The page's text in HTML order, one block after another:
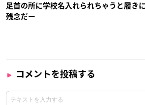
足首の所に学校名入れられちゃうと履きに
残念だー
コメントを投稿する